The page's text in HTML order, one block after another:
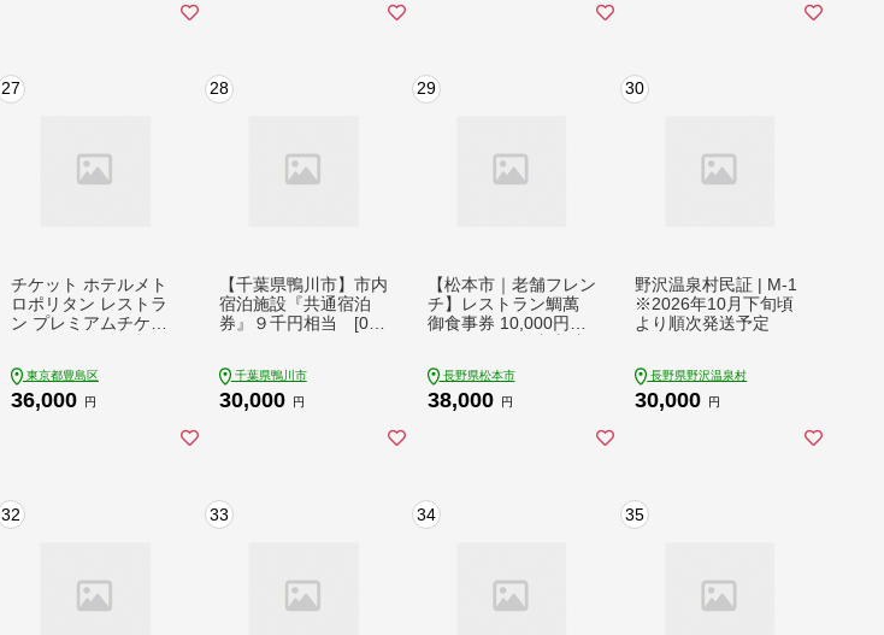
27
チケット ホテルメト
ロポリタン レストラ
ン プレミアムチケッ
東京都豊島区
36,000 円
28
【千葉県鴨川市】市内
宿泊施設『共通宿泊
券』９千円相当 [003
千葉県鴨川市
30,000 円
29
【松本市｜老舗フレン
チ】レストラン鯛萬
御食事券 10,000円分 |
ンチ 本格フレンチ 食
事 レストラン 洋館 信
長野県松本市
38,000 円
30
野沢温泉村民証 | M-1
※2026年10月下旬頃
より順次発送予定
長野県野沢温泉村
30,000 円
32 33 34 35